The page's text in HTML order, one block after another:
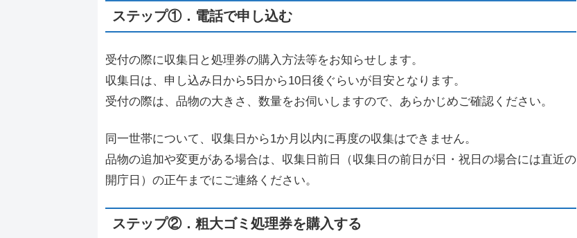
ステップ①．電話で申し込む
受付の際に収集日と処理券の購入方法等をお知らせします。
収集日は、申し込み日から5日から10日後ぐらいが目安となります。
受付の際は、品物の大きさ、数量をお伺いしますので、あらかじめご確認ください。
同一世帯について、収集日から1か月以内に再度の収集はできません。
品物の追加や変更がある場合は、収集日前日（収集日の前日が日・祝日の場合には直近の
開庁日）の正午までにご連絡ください。
ステップ②．粗大ゴミ処理券を購入する